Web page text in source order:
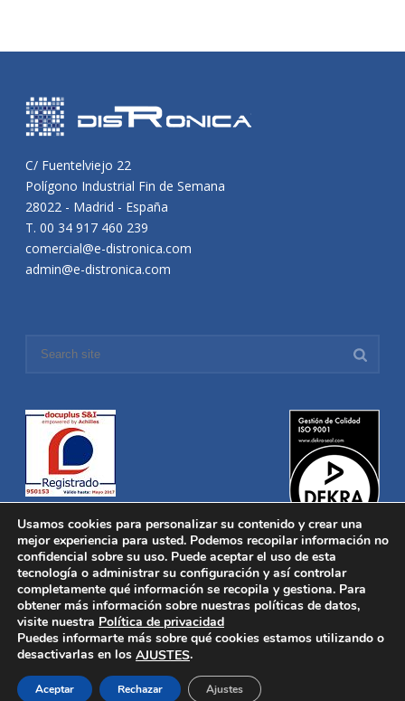
C/ Fuentelviejo 22
Polígono Industrial Fin de Semana
28022 - Madrid - España
T. 00 34 917 460 239
comercial@e-distronica.com
admin@e-distronica.com
Distronica © 2016 Todos los derechos reservados.Aviso legal
Política de privacidad|Política de Cookies
Desarrollado porNucleosoft
Inicio
Quiénes Somos
Distribución
Usamos cookies para personalizar su contenido y crear una
mejor experiencia para usted. Podemos recopilar información no
confidencial sobre su uso. Puede aceptar el uso de esta
tecnología o administrar su configuración y así controlar
completamente qué información se recopila y gestiona. Para
obtener más información sobre nuestras políticas de datos,
visite nuestra Política de privacidad
Puedes informarte más sobre qué cookies estamos utilizando o
desactivarlas en los AJUSTES.
Aceptar Rechazar Ajustes